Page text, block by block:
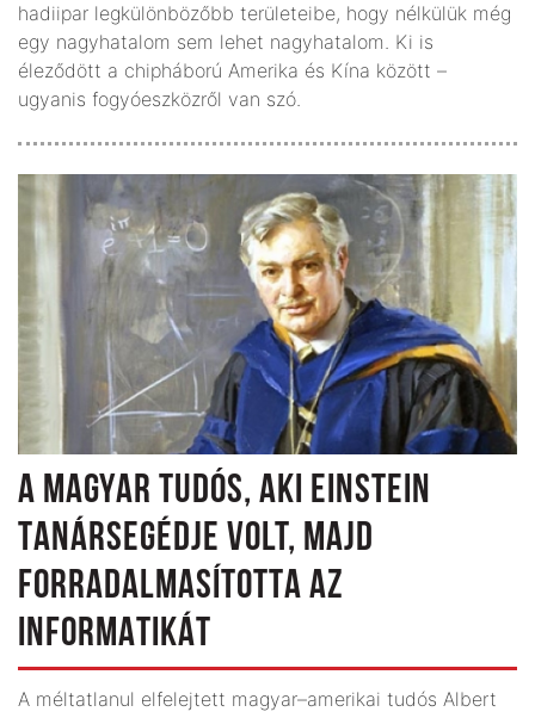
hadiipar legkülönbözőbb területeibe, hogy nélkülük még
egy nagyhatalom sem lehet nagyhatalom. Ki is
éleződött a chipháború Amerika és Kína között –
ugyanis fogyóeszközről van szó.
A MAGYAR TUDÓS, AKI EINSTEIN
TANÁRSEGÉDJE VOLT, MAJD
FORRADALMASÍTOTTA AZ
INFORMATIKÁT
A méltatlanul elfelejtett magyar–amerikai tudós Albert